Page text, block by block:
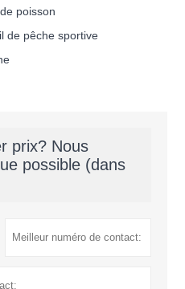
poisson
de pêche sportive
prix? Nous
possible (dans